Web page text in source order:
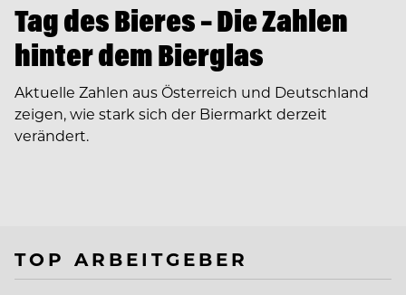
Tag des Bieres – Die Zahlen
hinter dem Bierglas
Aktuelle Zahlen aus Österreich und Deutschland
zeigen, wie stark sich der Biermarkt derzeit
verändert.
TOP ARBEITGEBER